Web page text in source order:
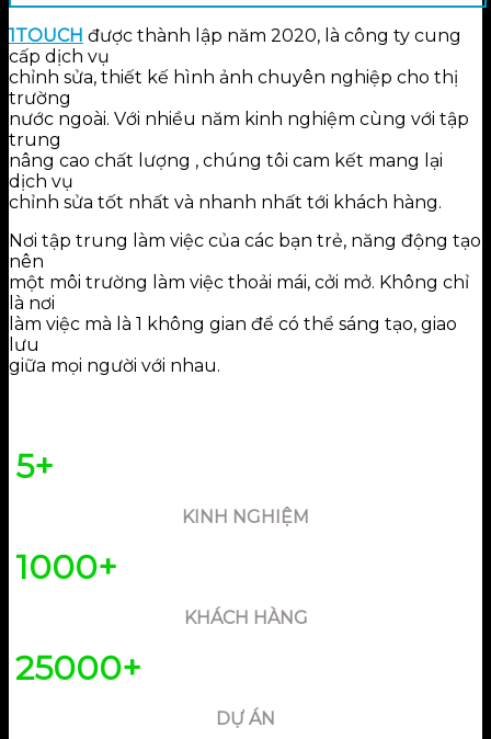
1TOUCH được thành lập năm 2020, là công ty cung
cấp dịch vụ
chỉnh sửa, thiết kế hình ảnh chuyên nghiệp cho thị
trường
nước ngoài. Với nhiều năm kinh nghiệm cùng với tập
trung
nâng cao chất lượng , chúng tôi cam kết mang lại
dịch vụ
chỉnh sửa tốt nhất và nhanh nhất tới khách hàng.
Nơi tập trung làm việc của các bạn trẻ, năng động tạo
nên
một môi trường làm việc thoải mái, cởi mở. Không chỉ
là nơi
làm việc mà là 1 không gian để có thể sáng tạo, giao
lưu
giữa mọi người với nhau.
5+
KINH NGHIỆM
1000+
KHÁCH HÀNG
25000+
DỰ ÁN